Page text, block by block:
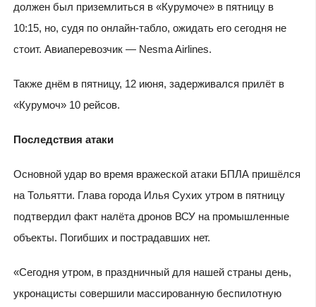
должен был приземлиться в «Курумоче» в пятницу в
10:15, но, судя по онлайн-табло, ожидать его сегодня не
стоит. Авиаперевозчик — Nesma Airlines.
Также днём в пятницу, 12 июня, задерживался прилёт в
«Курумоч» 10 рейсов.
Последствия атаки
Основной удар во время вражеской атаки БПЛА пришёлся
на Тольятти. Глава города Илья Сухих утром в пятницу
подтвердил факт налёта дронов ВСУ на промышленные
объекты. Погибших и пострадавших нет.
«Сегодня утром, в праздничный для нашей страны день,
укронацисты совершили массированную беспилотную